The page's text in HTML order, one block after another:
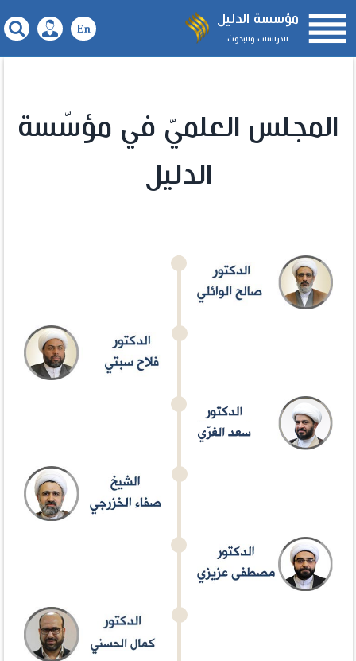
مؤسسة الدليل
للدراسات والبحوث 
المجلس العلميّ في مؤسّسة
الدليل